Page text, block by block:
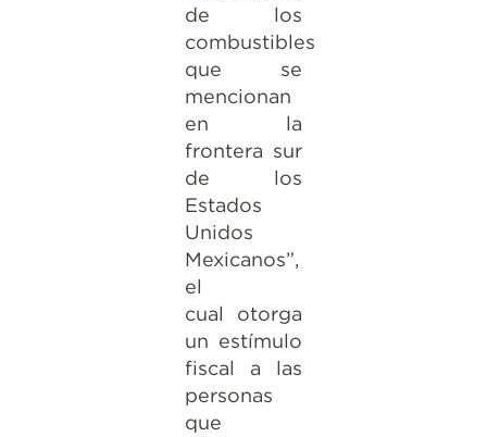
de los
combustibles
que se
mencionan
en la
frontera sur
de los
Estados
Unidos
Mexicanos”,
el
cual otorga
un estímulo
fiscal a las
personas
que